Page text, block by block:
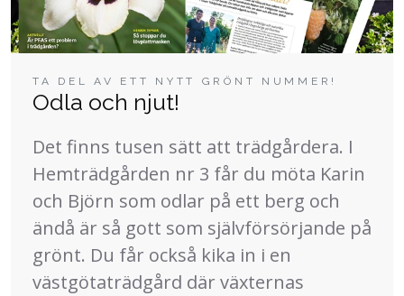
TA DEL AV ETT NYTT GRÖNT NUMMER!
Odla och njut!
Det finns tusen sätt att trädgårdera. I
Hemträdgården nr 3 får du möta Karin
och Björn som odlar på ett berg och
ändå är så gott som självförsörjande på
grönt. Du får också kika in i en
västgötaträdgård där växternas